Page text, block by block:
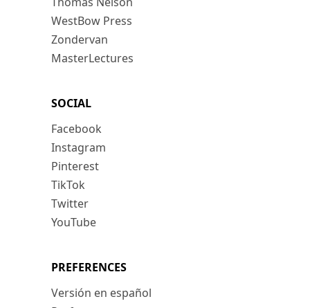
WestBow Press
Zondervan
MasterLectures
SOCIAL
Facebook
Instagram
Pinterest
TikTok
Twitter
YouTube
PREFERENCES
Versión en español